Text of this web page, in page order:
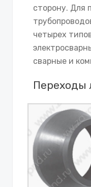
сторону. Для
четырех
сварные и
Переходы